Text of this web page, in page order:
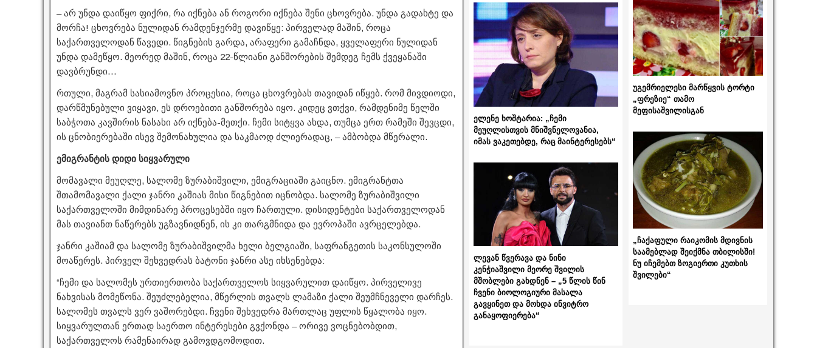
– არ უნდა დაიწყო ფიქრი, რა იქნება ან როგორი იქნება შენი ცხოვრება. უნდა გადახტე და
მორჩა! ცხოვრება ნულიდან რამდენჯერმე დავიწყე: პირველად მაშინ, როცა
საქართველოდან წავედი. წიგნების გარდა, არაფერი გამაჩნდა, ყველაფერი ნულიდან
უნდა დამეწყო. მეორედ მაშინ, როცა 22-წლიანი განშორების შემდეგ ჩემს ქვეყანაში
დავბრუნდი…
რთული, მაგრამ სასიამოვნო პროცესია, როცა ცხოვრებას თავიდან იწყებ. რომ მივდიოდი,
დარწმუნებული ვიყავი, ეს დროებითი განშორება იყო. კიდეც ვთქვი, რამდენიმე წელში
საბჭოთა კავშირის ნასახი არ იქნება-მეთქი. ჩემი სიტყვა ახდა, თუმცა ერთ რამეში შევცდი,
ის ცნობიერებაში ისევ შემონახულია და საკმაოდ ძლიერადაც, – ამბობდა მწერალი.
ემიგრანტის დიდი სიყვარული
მომავალი მეუღლე, სალომე ზურაბიშვილი, ემიგრაციაში გაიცნო. ემიგრანტთა
შთამომავალი ქალი ჯანრი კაშიას მისი წიგნებით იცნობდა. სალომე ზურაბიშვილი
საქართველოში მიმდინარე პროცესებში იყო ჩართული. დისიდენტები საქართველოდან
მას თავიანთ ნაწერებს უგზავნიდნენ, ის კი თარგმნიდა და ევროპაში ავრცელებდა.
ჯანრი კაშიამ და სალომე ზურაბიშვილმა ხელი ბელგიაში, საფრანგეთის საკონსულოში
მოაწერეს. პირველ შეხვედრას ბატონი ჯანრი ასე იხსენებდა:
“ჩემი და სალომეს ურთიერთობა საქართველოს სიყვარულით დაიწყო. პირველივე
ნახვისას მომეწონა. შეუძლებელია, მწერლის თვალს ლამაზი ქალი შეუმჩნეველი დარჩეს.
სალომეს თვალს ვერ ვაშორებდი. ჩვენი შეხვედრა მართლაც უფლის წყალობა იყო.
სიყვარულთან ერთად საერთო ინტერესები გვქონდა – ორივე ვოცნებობდით,
საქართველოს რამენაირად გამოვდგომოდით.
ელენე ხოშტარია: „ჩემი
მეუღლისთვის მნიშვნელოვანია,
იმას ვაკეთებდე, რაც მაინტერესებს“
ლევან წვერავა და ნინი
კენჭიაშვილი მეორე შვილის
მშობლები გახდნენ – „5 წლის წინ
ჩვენი ბიოლოგიური მასალა
გავყინეთ და მოხდა ინვიტრო
განაყოფიერება“
უგემრიელესი მარწყვის ტორტი
„ფრეზიე“ თამო
მეფისაშვილისგან
„ჩაქაფული რაიკომის მდივნის
საამებლად შეიქმნა თბილისში!
ნუ იჩემებთ ზოგიერთი კუთხის
შვილები“